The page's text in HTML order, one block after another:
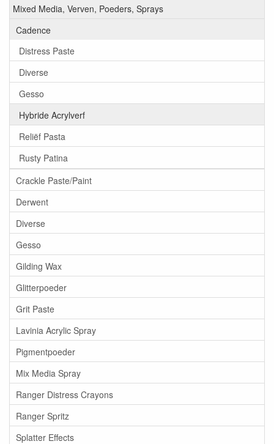
Mixed Media, Verven, Poeders, Sprays
Cadence
Distress Paste
Diverse
Gesso
Hybride Acrylverf
Reliëf Pasta
Rusty Patina
Crackle Paste/Paint
Derwent
Diverse
Gesso
Gilding Wax
Glitterpoeder
Grit Paste
Lavinia Acrylic Spray
Pigmentpoeder
Mix Media Spray
Ranger Distress Crayons
Ranger Spritz
Splatter Effects